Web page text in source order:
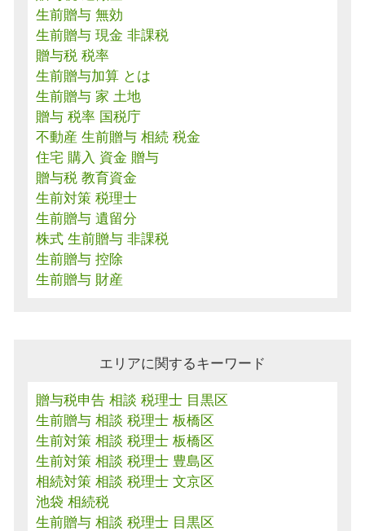
生前贈与 無効
生前贈与 現金 非課税
贈与税 税率
生前贈与加算 とは
生前贈与 家 土地
贈与 税率 国税庁
不動産 生前贈与 相続 税金
住宅 購入 資金 贈与
贈与税 教育資金
生前対策 税理士
生前贈与 遺留分
株式 生前贈与 非課税
生前贈与 控除
生前贈与 財産
エリアに関するキーワード
贈与税申告 相談 税理士 目黒区
生前贈与 相談 税理士 板橋区
生前対策 相談 税理士 板橋区
生前対策 相談 税理士 豊島区
相続対策 相談 税理士 文京区
池袋 相続税
生前贈与 相談 税理士 目黒区